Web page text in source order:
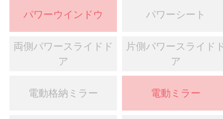
パワーウインドウ パワーシート
両側パワースライドド
ア
片側パワースライド
ア
電動格納ミラー 電動ミラー